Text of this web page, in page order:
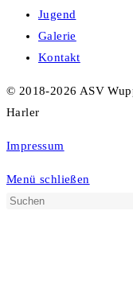
Jugend
Galerie
Kontakt
© 2018-2026 ASV
Harler
Impressum
Menü schließen